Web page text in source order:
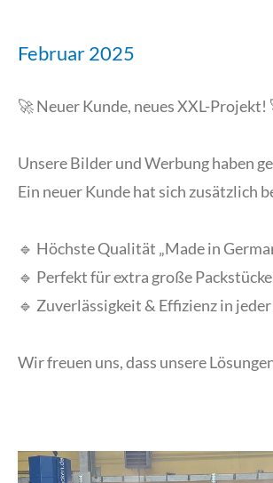
Februar 2025
🚀 Neuer Kunde, neues XXL-Projekt!
Unsere Bilder und Werbung haben
Ein neuer Kunde hat sich zusätzlich
🔹 Höchste Qualität „Made in
🔹 Perfekt für extra große Packstücke
🔹 Zuverlässigkeit & Effizienz in
Wir freuen uns, dass unsere